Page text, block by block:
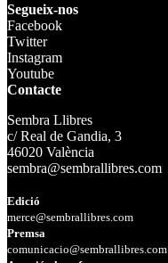
Segueix-nos
Facebook
Twitter
Instagram
Youtube
Contacte
Sembra Llibres
c/ Real de Gandia, 3
46020 València
sembra@sembrallibres.com
Edició
merce@sembrallibres.com
Premsa
comunicacio@sembrallibres.com